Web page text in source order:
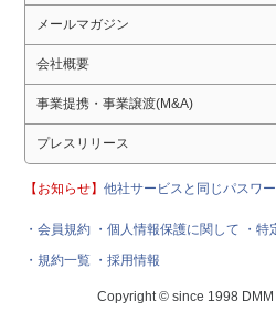
メールマガジン
会社概要
事業提携・事業譲渡(M&A)
プレスリリース
【お知らせ】他社サービスと同じパスワ
・会員規約 ・個人情報保護に関して
・
・規約一覧 ・採用情報
Copyright © since 1998